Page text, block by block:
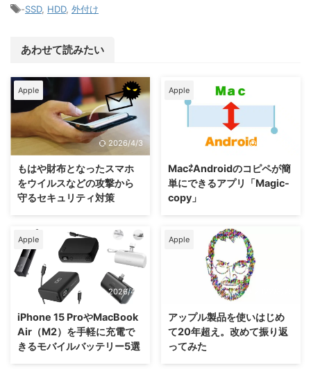
-SSD, HDD, 外付け
あわせて読みたい
Apple
2026/4/3
もはや財布となったスマホ
をウイルスなどの攻撃から
守るセキュリティ対策
Apple
Mac⇄Androidのコピペが簡
単にできるアプリ「Magic-
copy」
Apple
2026/4/3
iPhone 15 ProやMacBook
Air（M2）を手軽に充電で
きるモバイルバッテリー5選
Apple
アップル製品を使いはじめ
て20年超え。改めて振り返
ってみた